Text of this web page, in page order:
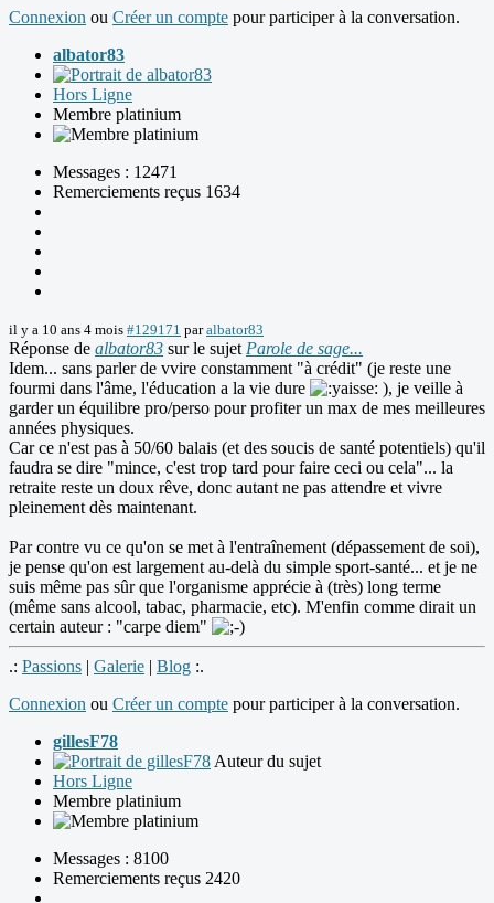
Connexion ou Créer un compte pour participer à la conversation.
albator83
Hors Ligne
Membre platinium
Messages : 12471
Remerciements reçus 1634
il y a 10 ans 4 mois #129171 paralbator83
Réponse de albator83 sur le sujet Parole de sage...
Idem... sans parler de vvire constamment "à crédit" (je reste une
fourmi dans l'âme, l'éducation a la vie dure
), je veille à
garder un équilibre pro/perso pour profiter un max de mes meilleures
années physiques.
Car ce n'est pas à 50/60 balais (et des soucis de santé potentiels) qu'il
faudra se dire "mince, c'est trop tard pour faire ceci ou cela"... la
retraite reste un doux rêve, donc autant ne pas attendre et vivre
pleinement dès maintenant.
Par contre vu ce qu'on se met à l'entraînement (dépassement de soi),
je pense qu'on est largement au-delà du simple sport-santé... et je ne
suis même pas sûr que l'organisme apprécie à (très) long terme
(même sans alcool, tabac, pharmacie, etc). M'enfin comme dirait un
certain auteur : "carpe diem"
.: Passions | Galerie | Blog :.
Connexion ou Créer un compte pour participer à la conversation.
gillesF78
Auteur du sujet
Hors Ligne
Membre platinium
Messages : 8100
Remerciements reçus 2420